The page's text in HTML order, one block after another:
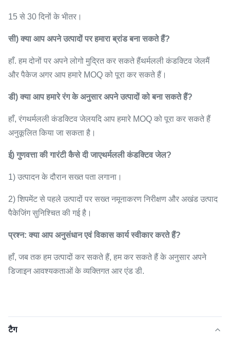
15 से 30 दिनों के भीतर।
सी) क्या आप अपने उत्पादों पर हमारा ब्रांड बना सकते हैं?
हाँ. हम दोनों पर अपने लोगो मुद्रित कर सकते हैंथर्मलली कंडक्टिव जेलमैं
और पैकेज अगर आप हमारे MOQ को पूरा कर सकते हैं।
डी) क्या आप हमारे रंग के अनुसार अपने उत्पादों को बना सकते हैं?
हाँ, रंगथर्मलली कंडक्टिव जेलयदि आप हमारे MOQ को पूरा कर सकते हैं
अनुकूलित किया जा सकता है।
ई) गुणवत्ता की गारंटी कैसे दी जाएथर्मलली कंडक्टिव जेल?
1) उत्पादन के दौरान सख्त पता लगाना।
2) शिपमेंट से पहले उत्पादों पर सख्त नमूनाकरण निरीक्षण और अखंड उत्पाद
पैकेजिंग सुनिश्चित की गई है।
प्रश्न: क्या आप अनुसंधान एवं विकास कार्य स्वीकार करते हैं?
हाँ, जब तक हम उत्पादों कर सकते हैं, हम कर सकते हैं के अनुसार अपने
डिजाइन आवश्यकताओं के व्यक्तिगत आर एंड डी.
टैग